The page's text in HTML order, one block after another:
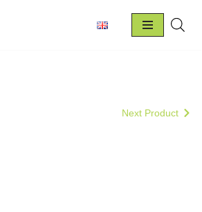
Next Product